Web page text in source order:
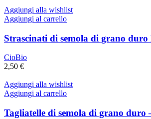
Aggiungi alla wishlist
Aggiungi al carrello
Strascinati di semola di grano duro
CioBio
2,50 €
Aggiungi alla wishlist
Aggiungi al carrello
Tagliatelle di semola di grano duro